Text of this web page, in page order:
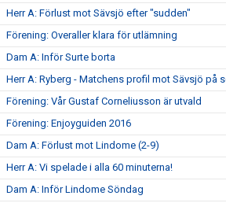
Herr A: Förlust mot Sävsjö efter "sudden"
Förening: Overaller klara för utlämning
Dam A: Inför Surte borta
Herr A: Ryberg - Matchens profil mot Sävsjö på
Förening: Vår Gustaf Corneliusson är utvald
Förening: Enjoyguiden 2016
Dam A: Förlust mot Lindome (2-9)
Herr A: Vi spelade i alla 60 minuterna!
Dam A: Inför Lindome Söndag